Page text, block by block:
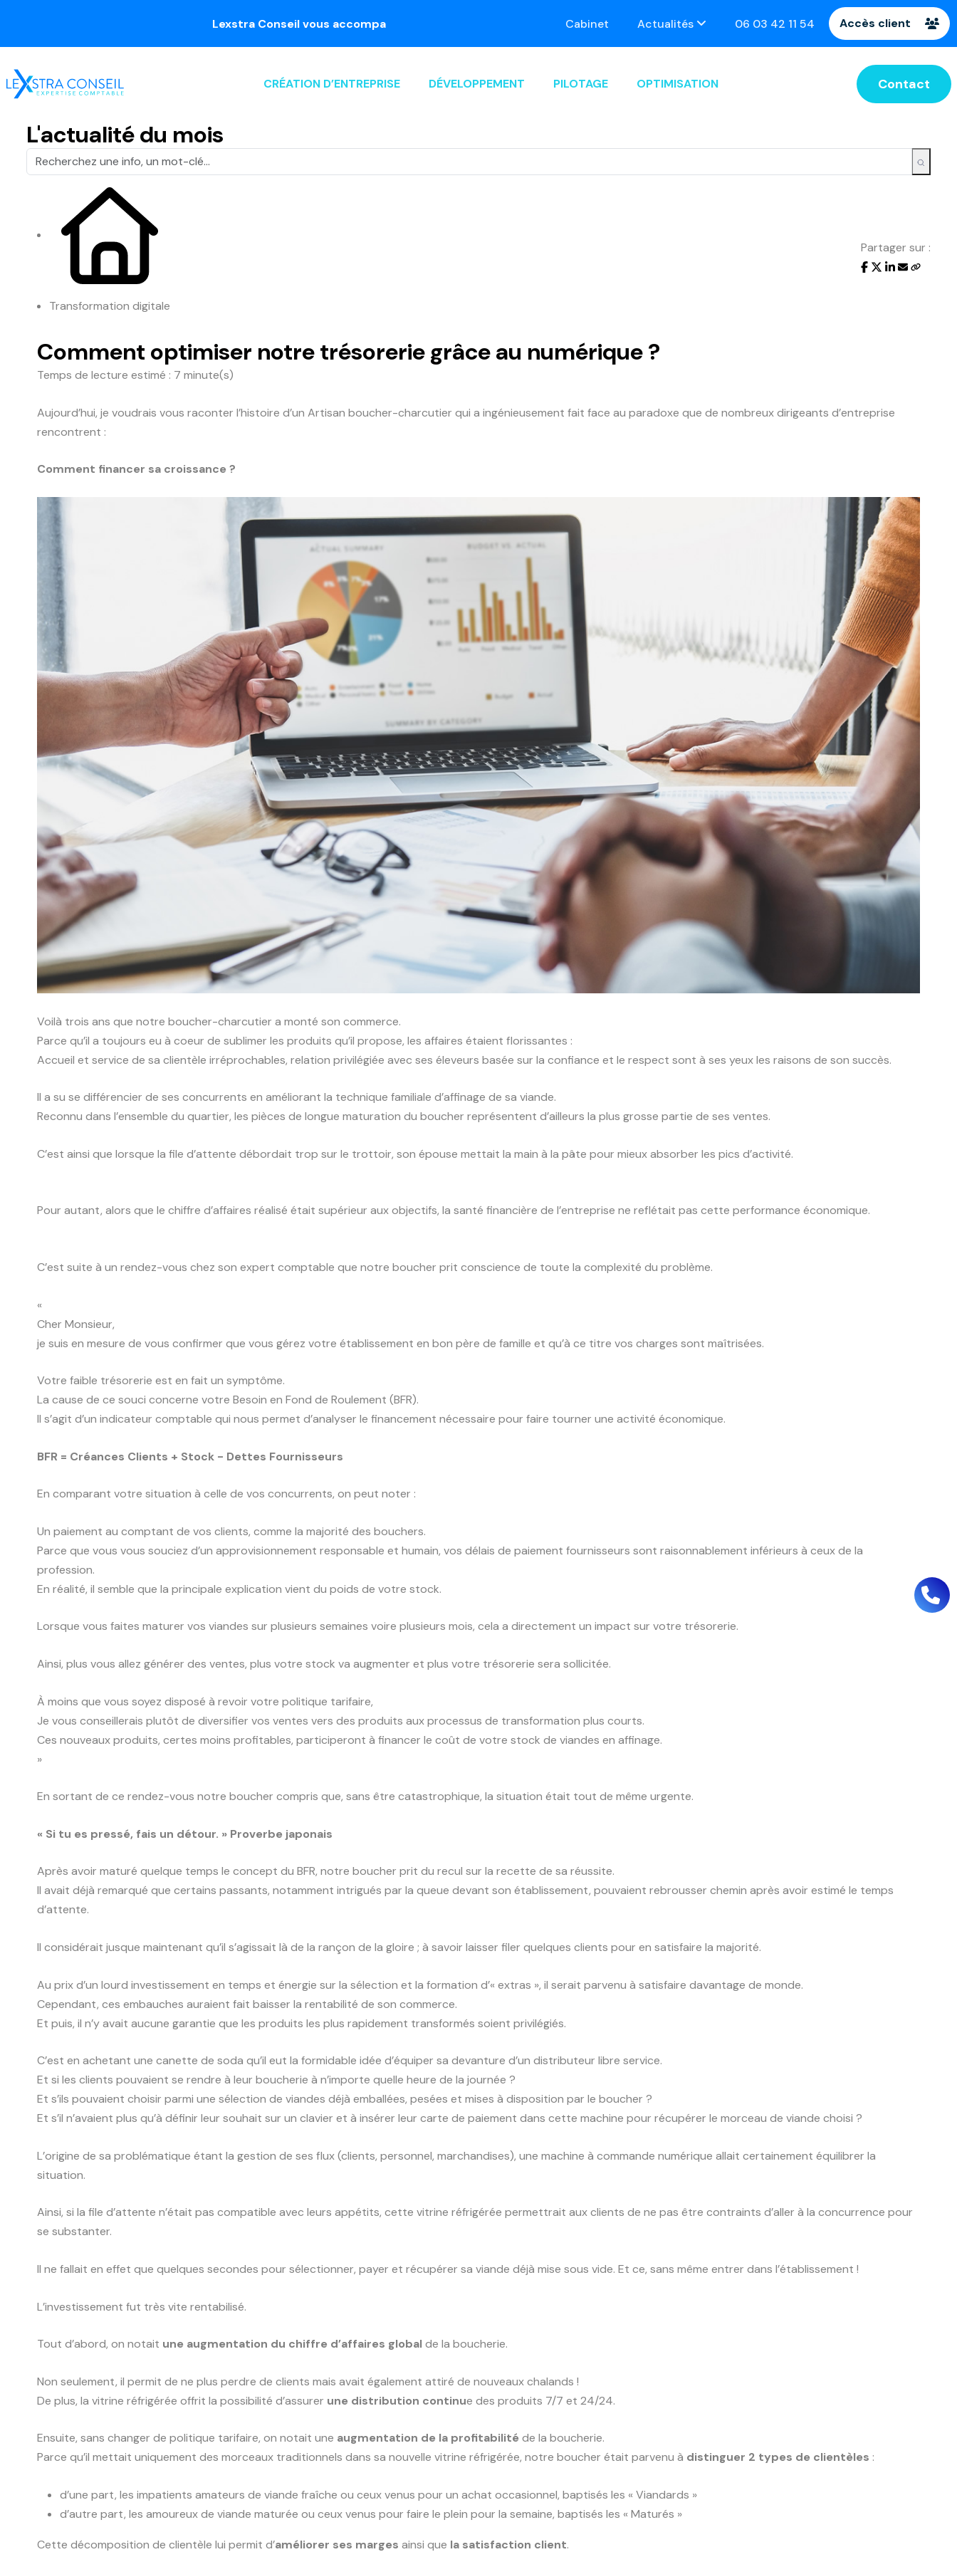
Lexstra Conseil vous accompagne dans le passage à la facture électronique. Prenez rendez-vous !
Cabinet Actualités 06 03 42 11 54 Accès client
CRÉATION D’ENTREPRISE DÉVELOPPEMENT PILOTAGE OPTIMISATION Contact
L'actualité du mois
Transformation digitale
Partager sur :
Comment optimiser notre trésorerie grâce au numérique ?
Temps de lecture estimé : 7 minute(s)
Aujourd’hui, je voudrais vous raconter l’histoire d’un Artisan boucher-charcutier qui a ingénieusement fait face au paradoxe que de nombreux dirigeants d’entreprise
rencontrent :
Comment financer sa croissance ?
Voilà trois ans que notre boucher-charcutier a monté son commerce.
Parce qu’il a toujours eu à coeur de sublimer les produits qu’il propose, les affaires étaient florissantes :
Accueil et service de sa clientèle irréprochables, relation privilégiée avec ses éleveurs basée sur la confiance et le respect sont à ses yeux les raisons de son succès.
Il a su se différencier de ses concurrents en améliorant la technique familiale d’affinage de sa viande.
Reconnu dans l’ensemble du quartier, les pièces de longue maturation du boucher représentent d’ailleurs la plus grosse partie de ses ventes.
C’est ainsi que lorsque la file d’attente débordait trop sur le trottoir, son épouse mettait la main à la pâte pour mieux absorber les pics d’activité.
Pour autant, alors que le chiffre d’affaires réalisé était supérieur aux objectifs, la santé financière de l’entreprise ne reflétait pas cette performance économique.
C’est suite à un rendez-vous chez son expert comptable que notre boucher prit conscience de toute la complexité du problème.
«
Cher Monsieur,
je suis en mesure de vous confirmer que vous gérez votre établissement en bon père de famille et qu’à ce titre vos charges sont maîtrisées.
Votre faible trésorerie est en fait un symptôme.
La cause de ce souci concerne votre Besoin en Fond de Roulement (BFR).
Il s’agit d’un indicateur comptable qui nous permet d’analyser le financement nécessaire pour faire tourner une activité économique.
BFR = Créances Clients + Stock - Dettes Fournisseurs
En comparant votre situation à celle de vos concurrents, on peut noter :
Un paiement au comptant de vos clients, comme la majorité des bouchers.
Parce que vous vous souciez d’un approvisionnement responsable et humain, vos délais de paiement fournisseurs sont raisonnablement inférieurs à ceux de la
profession.
En réalité, il semble que la principale explication vient du poids de votre stock.
Lorsque vous faites maturer vos viandes sur plusieurs semaines voire plusieurs mois, cela a directement un impact sur votre trésorerie.
Ainsi, plus vous allez générer des ventes, plus votre stock va augmenter et plus votre trésorerie sera sollicitée.
À moins que vous soyez disposé à revoir votre politique tarifaire,
Je vous conseillerais plutôt de diversifier vos ventes vers des produits aux processus de transformation plus courts.
Ces nouveaux produits, certes moins profitables, participeront à financer le coût de votre stock de viandes en affinage.
»
En sortant de ce rendez-vous notre boucher compris que, sans être catastrophique, la situation était tout de même urgente.
« Si tu es pressé, fais un détour. » Proverbe japonais
Après avoir maturé quelque temps le concept du BFR, notre boucher prit du recul sur la recette de sa réussite.
Il avait déjà remarqué que certains passants, notamment intrigués par la queue devant son établissement, pouvaient rebrousser chemin après avoir estimé le temps
d’attente.
Il considérait jusque maintenant qu’il s’agissait là de la rançon de la gloire ; à savoir laisser filer quelques clients pour en satisfaire la majorité.
Au prix d’un lourd investissement en temps et énergie sur la sélection et la formation d’« extras », il serait parvenu à satisfaire davantage de monde.
Cependant, ces embauches auraient fait baisser la rentabilité de son commerce.
Et puis, il n’y avait aucune garantie que les produits les plus rapidement transformés soient privilégiés.
C’est en achetant une canette de soda qu’il eut la formidable idée d’équiper sa devanture d’un distributeur libre service.
Et si les clients pouvaient se rendre à leur boucherie à n’importe quelle heure de la journée ?
Et s’ils pouvaient choisir parmi une sélection de viandes déjà emballées, pesées et mises à disposition par le boucher ?
Et s’il n’avaient plus qu’à définir leur souhait sur un clavier et à insérer leur carte de paiement dans cette machine pour récupérer le morceau de viande choisi ?
L’origine de sa problématique étant la gestion de ses flux (clients, personnel, marchandises), une machine à commande numérique allait certainement équilibrer la
situation.
Ainsi, si la file d’attente n’était pas compatible avec leurs appétits, cette vitrine réfrigérée permettrait aux clients de ne pas être contraints d’aller à la concurrence pour
se substanter.
Il ne fallait en effet que quelques secondes pour sélectionner, payer et récupérer sa viande déjà mise sous vide. Et ce, sans même entrer dans l’établissement !
L’investissement fut très vite rentabilisé.
Tout d’abord, on notait une augmentation du chiffre d’affaires globalde la boucherie.
Non seulement, il permit de ne plus perdre de clients mais avait également attiré de nouveaux chalands !
De plus, la vitrine réfrigérée offrit la possibilité d’assurer une distribution continue des produits 7/7 et 24/24.
Ensuite, sans changer de politique tarifaire, on notait une augmentation de la profitabilité de la boucherie.
Parce qu’il mettait uniquement des morceaux traditionnels dans sa nouvelle vitrine réfrigérée, notre boucher était parvenu à distinguer 2 types de clientèles :
d’une part, les impatients amateurs de viande fraîche ou ceux venus pour un achat occasionnel, baptisés les « Viandards »
d’autre part, les amoureux de viande maturée ou ceux venus pour faire le plein pour la semaine, baptisés les « Maturés »
Cette décomposition de clientèle lui permit d’améliorer ses marges ainsi que la satisfaction client.